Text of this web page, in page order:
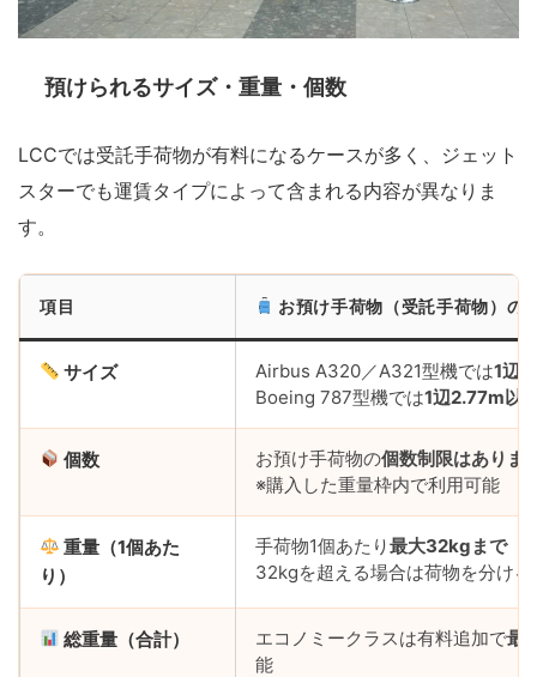
預けられるサイズ・重量・個数
LCCでは受託手荷物が有料になるケースが多く、ジェット
スターでも運賃タイプによって含まれる内容が異なりま
す。
項目 お預け手荷物（受託手荷物）の
サイズ Airbus A320／A321型機では1辺
Boeing 787型機では1辺2.77m以
個数 お預け手荷物の個数制限はありま
※購入した重量枠内で利用可能
重量（1個あた
り）
手荷物1個あたり最大32kgまで
32kgを超える場合は荷物を分け
総重量（合計） エコノミークラスは有料追加で最
能